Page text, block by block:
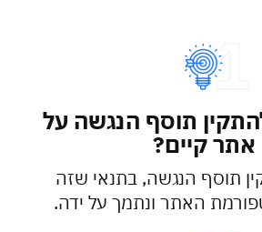
תוסף הנגשה על
אתר קיים?
תוסף הנגשה, בתנאי שזה
האתר ונתמך על ידה.